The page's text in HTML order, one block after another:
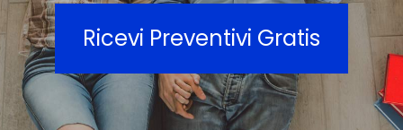
Ricevi Preventivi Gratis